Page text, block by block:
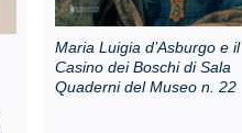
Maria Luigia d’Asburgo e il
Casino dei Boschi di Sala
Quaderni del Museo n. 22